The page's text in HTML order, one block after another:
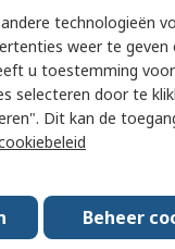
Work Positioning Kit
Back, Leg
technologieën
weer te
u toestemming
selecteren door te
Dit kan de
Beheer